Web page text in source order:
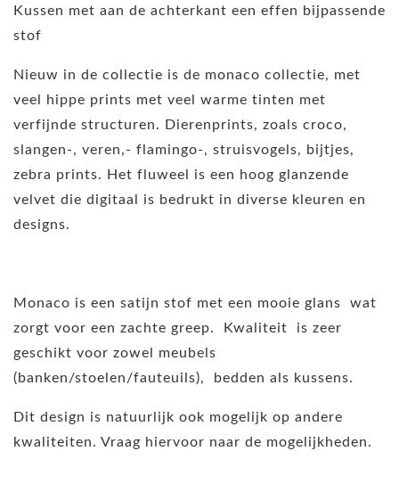
Kussen met aan de achterkant een effen bijpassende
stof
Nieuw in de collectie is de monaco collectie, met
veel hippe prints met veel warme tinten met
verfijnde structuren. Dierenprints, zoals croco,
slangen-, veren,- flamingo-, struisvogels, bijtjes,
zebra prints. Het fluweel is een hoog glanzende
velvet die digitaal is bedrukt in diverse kleuren en
designs.
Monaco is een satijn stof met een mooie glans wat
zorgt voor een zachte greep. Kwaliteit is zeer
geschikt voor zowel meubels
(banken/stoelen/fauteuils), bedden als kussens.
Dit design is natuurlijk ook mogelijk op andere
kwaliteiten. Vraag hiervoor naar de mogelijkheden.